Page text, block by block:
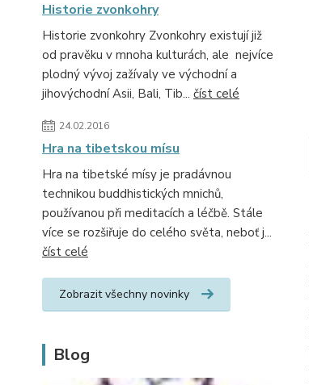
Historie zvonkohry
Historie zvonkohry Zvonkohry existují již
od pravěku v mnoha kulturách, ale nejvíce
plodný vývoj zažívaly ve východní a
jihovýchodní Asii, Bali, Tib... číst celé
24.02.2016
Hra na tibetskou mísu
Hra na tibetské mísy je pradávnou
technikou buddhistických mnichů,
používanou při meditacích a léčbě. Stále
více se rozšiřuje do celého světa, neboť j...
číst celé
Zobrazit všechny novinky
Blog